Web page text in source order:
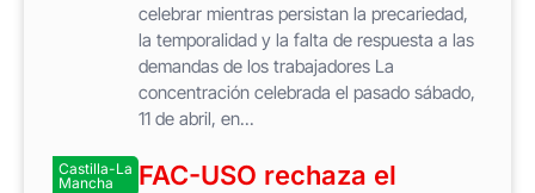
celebrar mientras persistan la precariedad,
la temporalidad y la falta de respuesta a las
demandas de los trabajadores La
concentración celebrada el pasado sábado,
11 de abril, en...
Castilla-La
Mancha
FAC-USO rechaza el